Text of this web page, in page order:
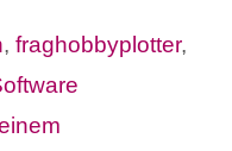
,fraghobbyplotter,